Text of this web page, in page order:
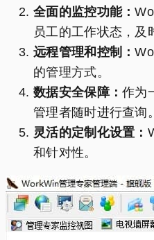
全面的监控功能：
员工的工作状态，及
远程管理和控制：
的管理方式。
数据安全保障：作为
管理者随时进行查询。
灵活的定制化设置：
和针对性。